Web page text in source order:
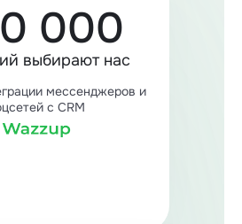
000
выбирают нас
мессенджеров и
с CRM